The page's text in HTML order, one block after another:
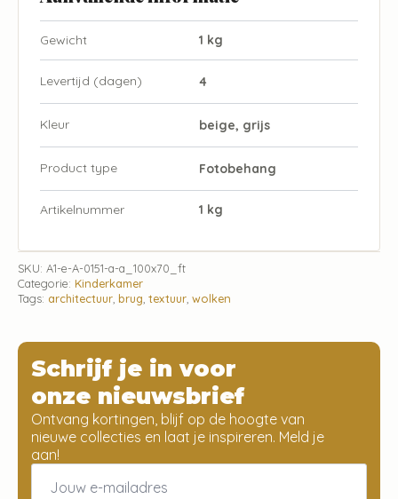
Gewicht 1 kg
Levertijd (dagen) 4
Kleur beige, grijs
Product type Fotobehang
Artikelnummer 1 kg
SKU: A1-e-A-0151-a-a_100x70_ft
Categorie: Kinderkamer
Tags: architectuur brug textuur wolken
Schrijf je in voor
onze nieuwsbrief
Ontvang kortingen, blijf op de hoogte van
nieuwe collecties en laat je inspireren. Meld je
aan!
Email